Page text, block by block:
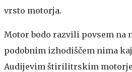
vrsto motorja.
Motor bodo razvili povsem na
podobnim izhodiščem nima
Audijevim štirilitrskim